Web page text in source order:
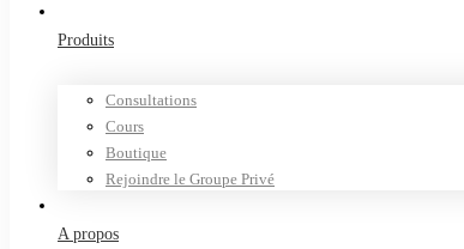
Produits
Consultations
Cours
Boutique
Rejoindre le Groupe Privé
A propos